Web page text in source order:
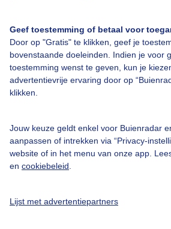
Geef toestemming of betaal voor
Door op "Gratis" te klikken, geef je
bovenstaande doeleinden. Indien je voor
toestemming wenst te geven, kun je
advertentievrije ervaring door op
klikken.
Jouw keuze geldt enkel voor Buienradar
aanpassen of intrekken via “Privacy-
website of in het menu van onze app.
en cookiebeleid
Lijst met advertentiepartners
Toegankelijkheid
Gebruikersvoorwaarden
Adverteren
Privacy beleid
Cookie beleid
Gratis weerdata